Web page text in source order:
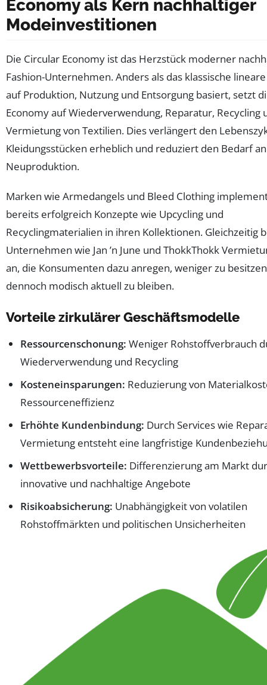
Economy als Kern nachhaltiger
Modeinvestitionen
Die Circular Economy ist das Herzstück moderner
Fashion-Unternehmen. Anders als das klassische
auf Produktion, Nutzung und Entsorgung basiert, setzt
Economy auf Wiederverwendung, Reparatur, Recycling
Vermietung von Textilien. Dies verlängert den
Kleidungsstücken erheblich und reduziert den Bedarf an
Neuproduktion.
Marken wie Armedangels und Bleed Clothing
bereits erfolgreich Konzepte wie Upcycling und
Recyclingmaterialien in ihren Kollektionen. Gleichzeitig
Unternehmen wie Jan ’n June und ThokkThokk
an, die Konsumenten dazu anregen, weniger zu
dennoch modisch aktuell zu bleiben.
Vorteile zirkulärer Geschäftsmodelle
Ressourcenschonung: Weniger Rohstoffverbrauch
Wiederverwendung und Recycling
Kosteneinsparungen: Reduzierung von
Ressourceneffizienz
Erhöhte Kundenbindung: Durch Services wie
Vermietung entsteht eine langfristige
Wettbewerbsvorteile: Differenzierung am Markt
innovative und nachhaltige Angebote
Risikoabsicherung: Unabhängigkeit von volatilen
Rohstoffmärkten und politischen Unsicherheiten